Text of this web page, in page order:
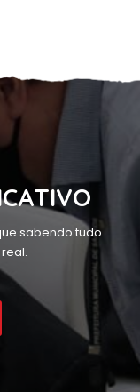
sabendo tudo